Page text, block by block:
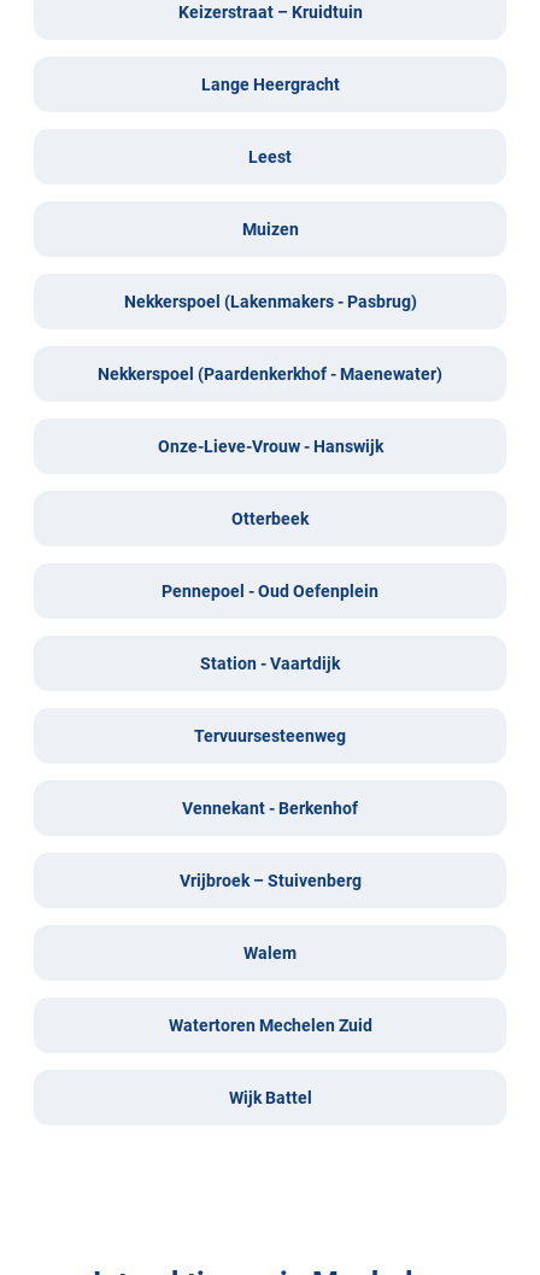
Keizerstraat – Kruidtuin
Lange Heergracht
Leest
Muizen
Nekkerspoel (Lakenmakers - Pasbrug)
Nekkerspoel (Paardenkerkhof - Maenewater)
Onze-Lieve-Vrouw - Hanswijk
Otterbeek
Pennepoel - Oud Oefenplein
Station - Vaartdijk
Tervuursesteenweg
Vennekant - Berkenhof
Vrijbroek – Stuivenberg
Walem
Watertoren Mechelen Zuid
Wijk Battel